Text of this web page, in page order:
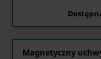
Magnetyczny